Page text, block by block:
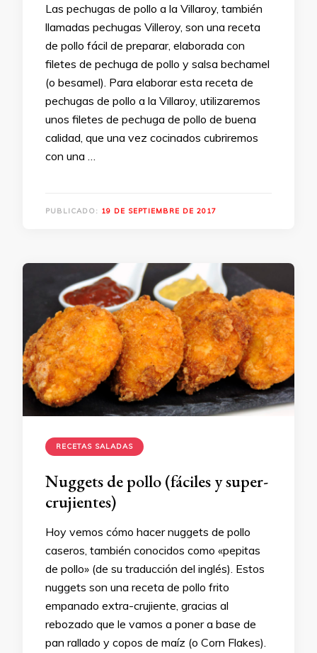
Las pechugas de pollo a la Villaroy, también
llamadas pechugas Villeroy, son una receta
de pollo fácil de preparar, elaborada con
filetes de pechuga de pollo y salsa bechamel
(o besamel). Para elaborar esta receta de
pechugas de pollo a la Villaroy, utilizaremos
unos filetes de pechuga de pollo de buena
calidad, que una vez cocinados cubriremos
con una …
PUBLICADO: 19 DE SEPTIEMBRE DE 2017
RECETAS SALADAS
Nuggets de pollo (fáciles y super-
crujientes)
Hoy vemos cómo hacer nuggets de pollo
caseros, también conocidos como «pepitas
de pollo» (de su traducción del inglés). Estos
nuggets son una receta de pollo frito
empanado extra-crujiente, gracias al
rebozado que le vamos a poner a base de
pan rallado y copos de maíz (o Corn Flakes).